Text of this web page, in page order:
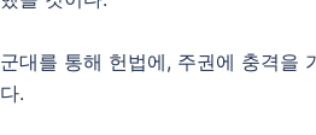
군대를 통해 헌법에, 주권에 충격을
다.